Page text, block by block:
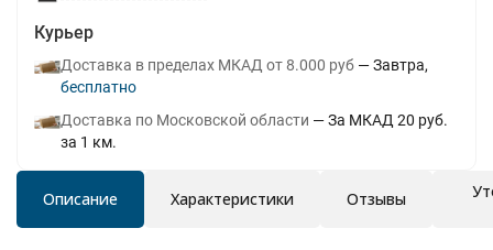
Курьер
Доставка в пределах МКАД от 8.000 руб
Завтра
Бесплатно
Доставка по Московской области
За МКАД 20 руб.
за 1 км.
Описание Характеристики Отзывы